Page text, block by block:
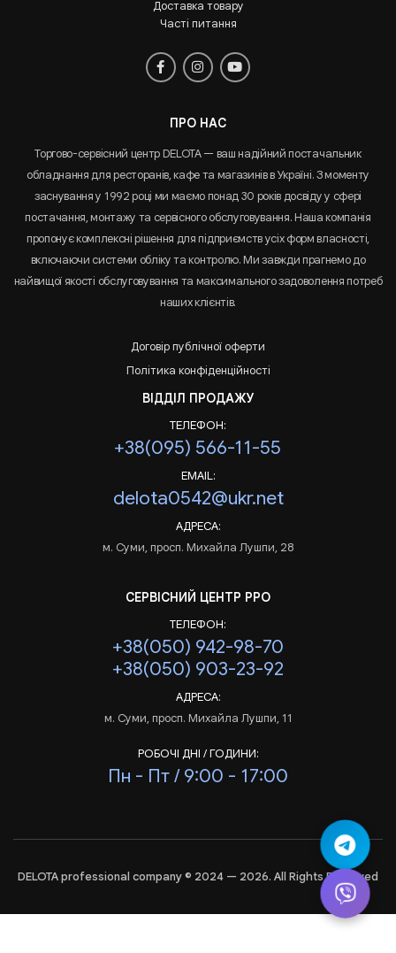
Доставка товару
Часті питання
ПРО НАС
Торгово-сервісний центр DELOTA — ваш надійний постачальник
обладнання для ресторанів, кафе та магазинів в Україні. З моменту
заснування у 1992 році ми маємо понад 30 років досвіду у сфері
постачання, монтажу та сервісного обслуговування. Наша компанія
пропонує комплексні рішення для підприємств усіх форм власності,
включаючи системи обліку та контролю. Ми завжди прагнемо до
найвищої якості обслуговування та максимального задоволення потреб
наших клієнтів.
Договір публічної оферти
Політика конфіденційності
ВІДДІЛ ПРОДАЖУ
ТЕЛЕФОН:
+38(095) 566-11-55
EMAIL:
delota0542@ukr.net
АДРЕСА:
м. Суми, просп. Михайла Лушпи, 28
СЕРВІСНИЙ ЦЕНТР РРО
ТЕЛЕФОН:
+38(050) 942-98-70
+38(050) 903-23-92
АДРЕСА:
м. Суми, просп. Михайла Лушпи, 11
РОБОЧІ ДНІ / ГОДИНИ:
Пн - Пт / 9:00 - 17:00
DELOTA professional company © 2024 — 2026. All Rights Reserved